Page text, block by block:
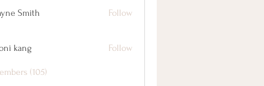
Smith Follow
kang Follow
(105)